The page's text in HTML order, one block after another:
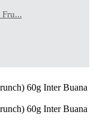
Fru...